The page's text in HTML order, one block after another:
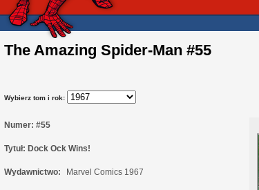
The Amazing Spider-Man #55
Wybierz tom i rok:
Numer: #55
Tytuł: Dock Ock Wins!
Wydawnictwo: Marvel Comics 1967